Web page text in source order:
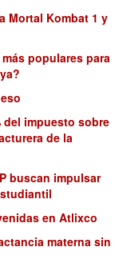
Mortal Kombat 1 y
populares para
del impuesto sobre
de la
buscan impulsar
en Atlixco
materna sin